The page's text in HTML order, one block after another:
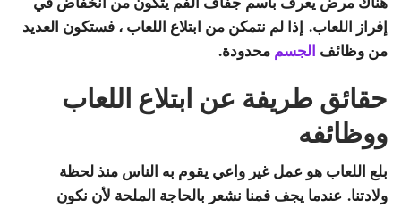
إفراز اللعاب. إذا لم نتمكن من ابتلاع اللعاب ، فستكون العديد
من وظائف الجسم محدودة.
حقائق طريفة عن ابتلاع اللعاب
ووظائفه
بلع اللعاب هو عمل غير واعي يقوم به الناس منذ لحظة
ولادتنا. عندما يجف فمنا نشعر بالحاجة الملحة لأن نكون